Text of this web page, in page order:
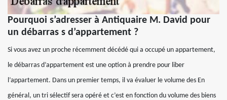
Pourquoi s’adresser à Antiquaire M. David pour
un débarras s d’appartement ?
Si vous avez un proche récemment décédé qui a occupé un appartement,
le débarras d’appartement est une option à prendre pour liber
l’appartement. Dans un premier temps, il va évaluer le volume des En
général, un tri sélectif sera opéré et c’est en fonction du volume des biens